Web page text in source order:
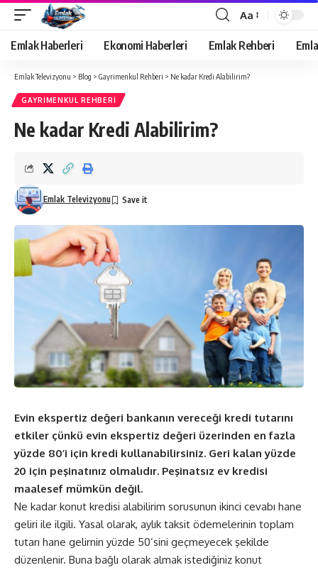
Yazı
Tipi
Boyutlandırıcı
Aa
Emlak Haberleri Ekonomi Haberleri Emlak Rehberi
Emlak Televizyonu > Blog > Gayrimenkul Rehberi > Ne kadar Kredi Alabilirim?
GAYRIMENKUL REHBERI
Ne kadar Kredi Alabilirim?
Emlak Televizyonu
Evin ekspertiz değeri bankanın vereceği kredi tutarını
etkiler çünkü evin ekspertiz değeri üzerinden en fazla
yüzde 80’i için kredi kullanabilirsiniz. Geri kalan yüzde
20 için peşinatınız olmalıdır. Peşinatsız ev kredisi
maalesef mümkün değil.
Ne kadar konut kredisi alabilirim sorusunun ikinci cevabı hane
geliri ile ilgili. Yasal olarak, aylık taksit ödemelerinin toplam
tutarı hane gelirnin yüzde 50’sini geçmeyecek şekilde
düzenlenir. Buna bağlı olarak almak istediğiniz konut